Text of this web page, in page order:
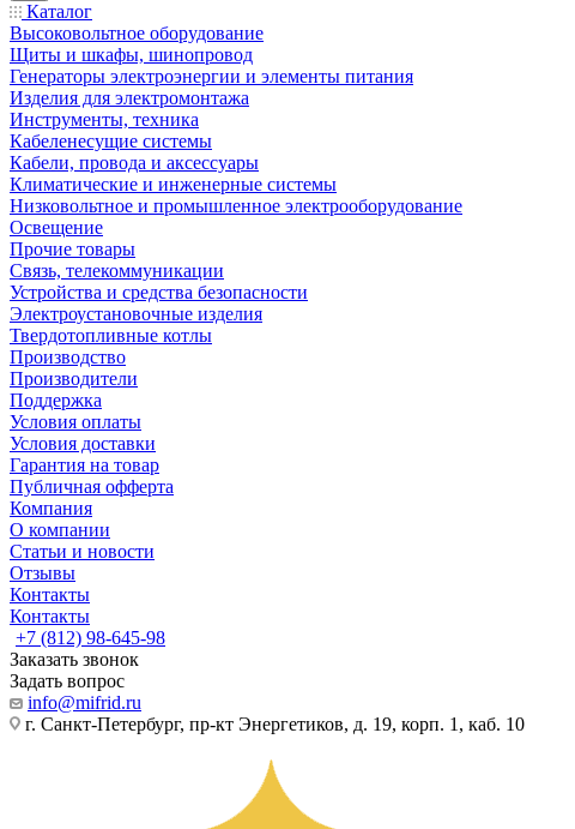
Каталог
Высоковольтное оборудование
Щиты и шкафы, шинопровод
Генераторы электроэнергии и элементы питания
Изделия для электромонтажа
Инструменты, техника
Кабеленесущие системы
Кабели, провода и аксессуары
Климатические и инженерные системы
Низковольтное и промышленное электрооборудование
Освещение
Прочие товары
Связь, телекоммуникации
Устройства и средства безопасности
Электроустановочные изделия
Твердотопливные котлы
Производство
Производители
Поддержка
Условия оплаты
Условия доставки
Гарантия на товар
Публичная офферта
Компания
О компании
Статьи и новости
Отзывы
Контакты
Контакты
+7 (812) 98-645-98
Заказать звонок
Задать вопрос
info@mifrid.ru
г. Санкт-Петербург, пр-кт Энергетиков, д. 19, корп. 1, каб. 10